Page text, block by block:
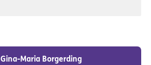
Gina-Maria Borgerding